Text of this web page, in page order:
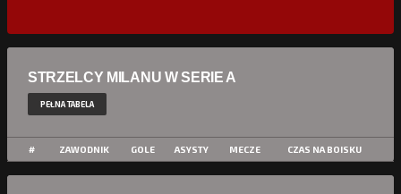
STRZELCY MILANU W SERIE A
PEŁNA TABELA
# ZAWODNIK GOLE ASYSTY MECZE CZAS NA BOISKU